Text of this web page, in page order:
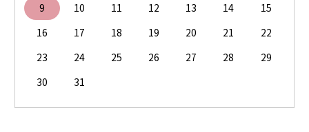
9
10 11 12 13 14
15
16
17 18 19 20 21
22
23
24 25 26 27 28
29
30
31